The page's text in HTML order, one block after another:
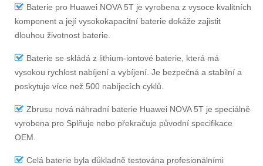
Baterie pro Huawei NOVA 5T je vyrobena z vysoce kvalitních
komponent a její vysokokapacitní baterie dokáže zajistit
dlouhou životnost baterie.
Baterie se skládá z lithium-iontové baterie, která má
vysokou rychlost nabíjení a vybíjení. Je bezpečná a stabilní a
poskytuje více než 500 nabíjecích cyklů.
Zbrusu nová náhradní baterie Huawei NOVA 5T je speciálně
vyrobena pro Splňuje nebo překračuje původní specifikace
OEM.
Celá baterie byla důkladně testována profesionálními